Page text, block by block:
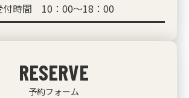
付時間 10：00～18：00
RESERVE
予約フォーム